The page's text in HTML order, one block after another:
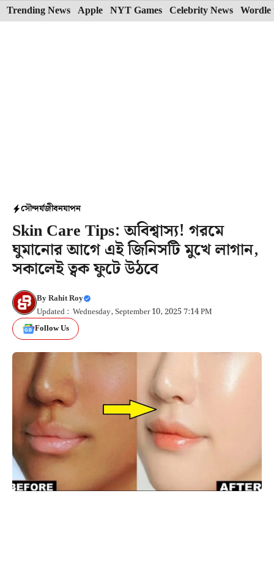
Skip
to
Trending News Apple NYT Games Celebrity News Wordle
সৌন্দর্যজীবনযাপন
Skin Care Tips: অবিশ্বাস্য! গরমে
ঘুমানোর আগে এই জিনিসটি মুখে লাগান,
সকালেই ত্বক ফুটে উঠবে
ByRahit Roy
Updated : Wednesday, September 10, 2025 7:14 PM
Follow Us